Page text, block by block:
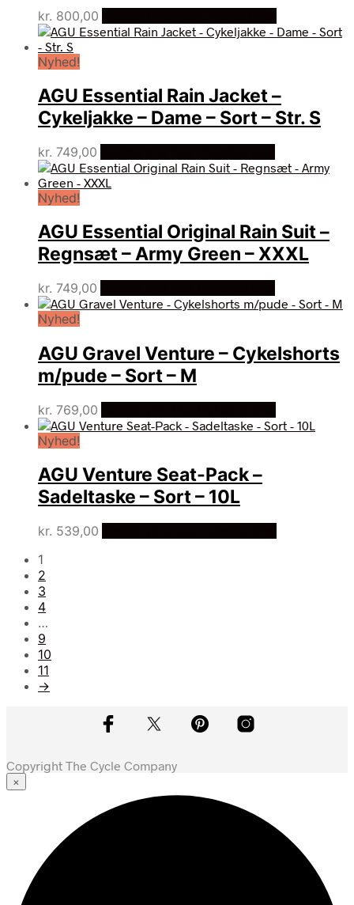
kr. 800,00
Nyhed!
AGU Essential Rain Jacket –
Cykeljakke – Dame – Sort – Str. S
kr. 749,00
Nyhed!
AGU Essential Original Rain Suit –
Regnsæt – Army Green – XXXL
kr. 749,00
Nyhed!
AGU Gravel Venture – Cykelshorts
m/pude – Sort – M
kr. 769,00
Nyhed!
AGU Venture Seat-Pack –
Sadeltaske – Sort – 10L
kr. 539,00
1
2
3
4
…
9
10
11
→
Copyright The Cycle Company
×